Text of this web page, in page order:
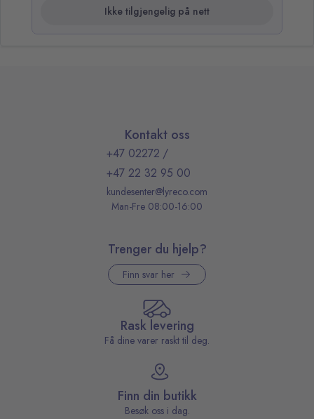
Ikke tilgjengelig på nett
Kontakt oss
+47 02272 /
+47 22 32 95 00
kundesenter@lyreco.com
Man-Fre 08:00-16:00
Trenger du hjelp?
Finn svar her
Rask levering
Få dine varer raskt til deg.
Finn din butikk
Besøk oss i dag.